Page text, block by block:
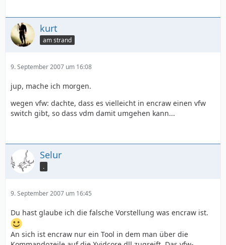
kurt
am strand
9. September 2007 um 16:08
jup, mache ich morgen.
wegen vfw: dachte, dass es vielleicht in encraw einen vfw
switch gibt, so dass vdm damit umgehen kann...
Selur
.
9. September 2007 um 16:45
Du hast glaube ich die falsche Vorstellung was encraw ist.
An sich ist encraw nur ein Tool in dem man über die